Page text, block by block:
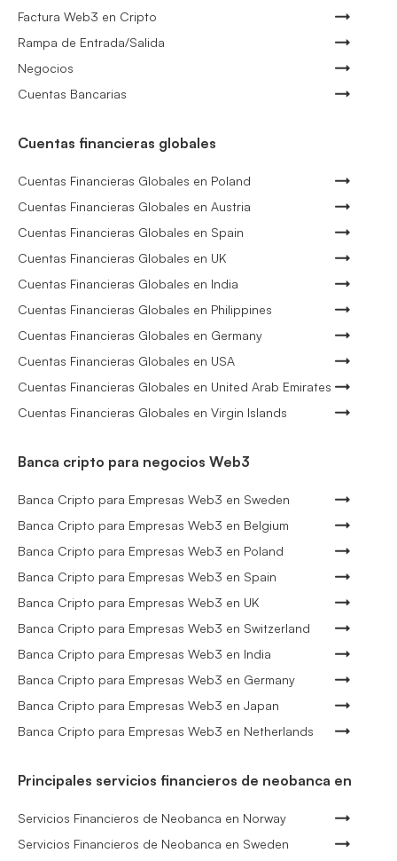
Factura Web3 en Cripto
Rampa de Entrada/Salida
Negocios
Cuentas Bancarias
Cuentas financieras globales
Cuentas Financieras Globales en Poland
Cuentas Financieras Globales en Austria
Cuentas Financieras Globales en Spain
Cuentas Financieras Globales en UK
Cuentas Financieras Globales en India
Cuentas Financieras Globales en Philippines
Cuentas Financieras Globales en Germany
Cuentas Financieras Globales en USA
Cuentas Financieras Globales en United Arab Emirates
Cuentas Financieras Globales en Virgin Islands
Banca cripto para negocios Web3
Banca Cripto para Empresas Web3 en Sweden
Banca Cripto para Empresas Web3 en Belgium
Banca Cripto para Empresas Web3 en Poland
Banca Cripto para Empresas Web3 en Spain
Banca Cripto para Empresas Web3 en UK
Banca Cripto para Empresas Web3 en Switzerland
Banca Cripto para Empresas Web3 en India
Banca Cripto para Empresas Web3 en Germany
Banca Cripto para Empresas Web3 en Japan
Banca Cripto para Empresas Web3 en Netherlands
Principales servicios financieros de neobanca en
Servicios Financieros de Neobanca en Norway
Servicios Financieros de Neobanca en Sweden